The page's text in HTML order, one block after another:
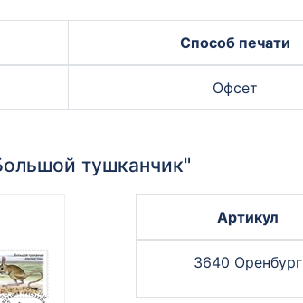
Способ печати
Офсет
тушканчик"
Артикул
3640 Оренбург